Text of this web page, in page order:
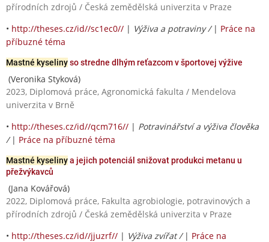
přírodních zdrojů / Česká zemědělská univerzita v Praze
• http://theses.cz/id//sc1ec0// | Výživa a potraviny / | Práce na
příbuzné téma
Mastné kyselinyso stredne dlhým reťazcom v športovej výžive
(Veronika Styková)
2023, Diplomová práce, Agronomická fakulta / Mendelova
univerzita v Brně
• http://theses.cz/id//qcm716// | Potravinářství a výživa člověka
/ | Práce na příbuzné téma
Mastné kyselinya jejich potenciál snižovat produkci metanu u
přežvýkavců
(Jana Kovářová)
2022, Diplomová práce, Fakulta agrobiologie, potravinových a
přírodních zdrojů / Česká zemědělská univerzita v Praze
• http://theses.cz/id//jjuzrf// | Výživa zvířat / | Práce na